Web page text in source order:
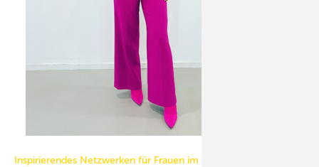
Inspirierendes Netzwerken für Frauen im Handwerk